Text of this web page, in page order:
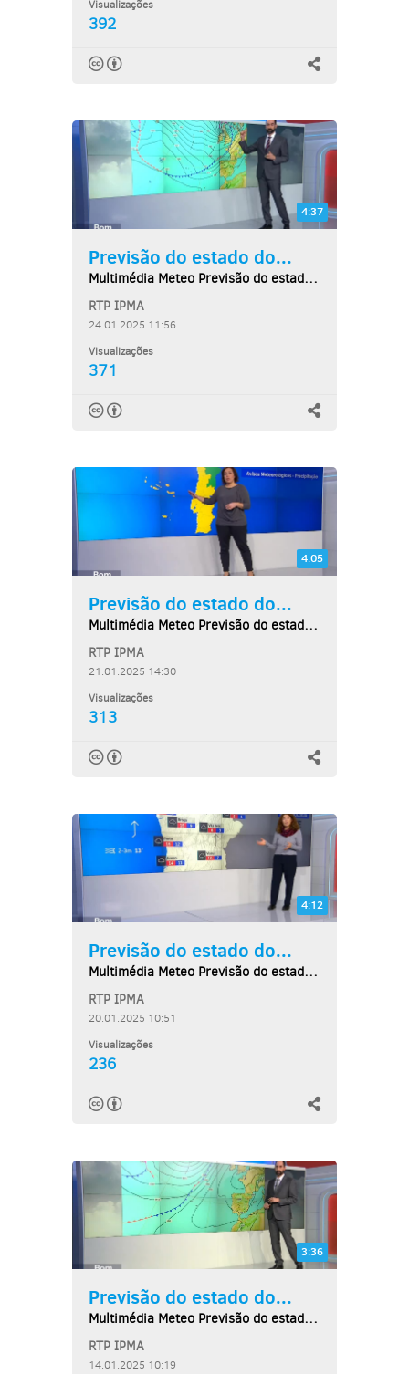
Visualizações
392
4:37
Previsão do estado do...
Multimédia Meteo Previsão do estado do tempo,...
RTP IPMA
24.01.2025 11:56
Visualizações
371
4:05
Previsão do estado do...
Multimédia Meteo Previsão do estado do tempo,...
RTP IPMA
21.01.2025 14:30
Visualizações
313
4:12
Previsão do estado do...
Multimédia Meteo Previsão do estado do tempo,...
RTP IPMA
20.01.2025 10:51
Visualizações
236
3:36
Previsão do estado do...
Multimédia Meteo Previsão do estado do tempo,...
RTP IPMA
14.01.2025 10:19